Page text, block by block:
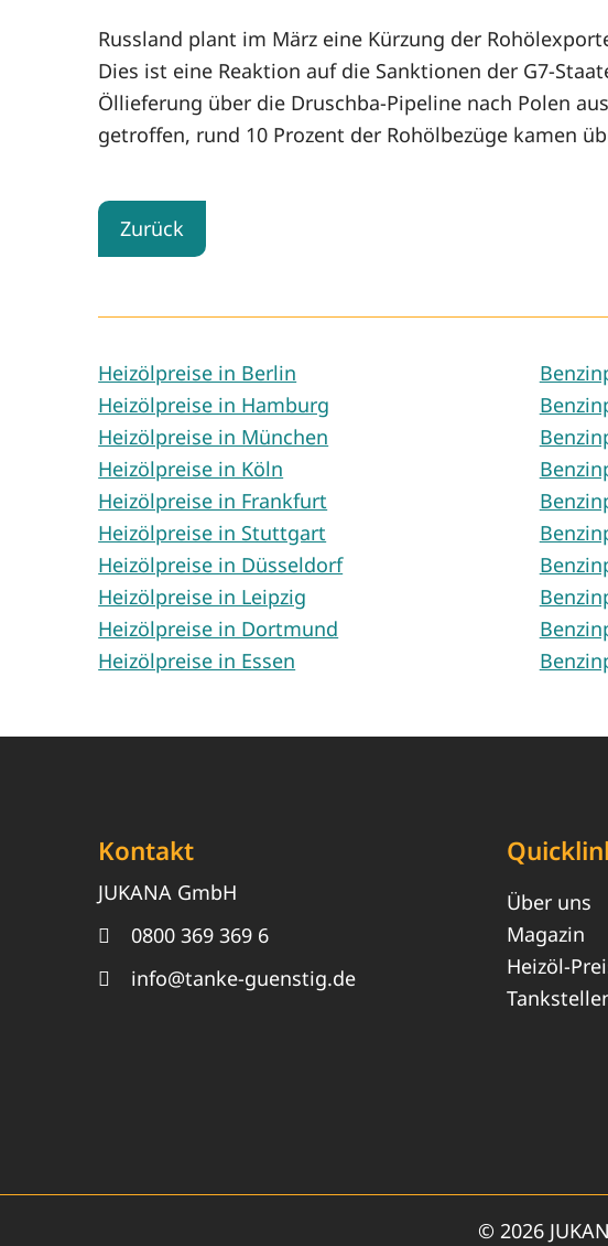
Russland plant im März eine Kürzung der
Dies ist eine Reaktion auf die Sanktionen der G7-
Öllieferung über die Druschba-Pipeline nach Polen
getroffen, rund 10 Prozent der Rohölbezüge kamen
Zurück
Heizölpreise in Berlin
Heizölpreise in Hamburg
Heizölpreise in München
Heizölpreise in Köln
Heizölpreise in Frankfurt
Heizölpreise in Stuttgart
Heizölpreise in Düsseldorf
Heizölpreise in Leipzig
Heizölpreise in Dortmund
Heizölpreise in Essen
Kontakt
JUKANA GmbH
0800 369 369 6
info@tanke-guenstig.de
Über uns
Magazin
Heizöl-
© 2026